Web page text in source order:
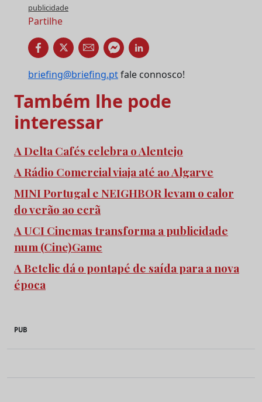
publicidade
Partilhe
briefing@briefing.ptfale connosco!
Também lhe pode
interessar
A Delta Cafés celebra o Alentejo
A Rádio Comercial viaja até ao Algarve
MINI Portugal e NEIGHBOR levam o calor
do verão ao ecrã
A UCI Cinemas transforma a publicidade
num (Cine)Game
A Betclic dá o pontapé de saída para a nova
época
PUB